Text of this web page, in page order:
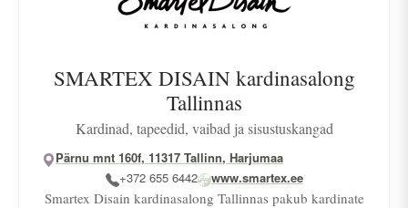
SMARTEX DISAIN kardinasalong
Tallinnas
Kardinad, tapeedid, vaibad ja sisustuskangad
Pärnu mnt 160f, 11317 Tallinn, Harjumaa
+372 655 6442
www.smartex.ee
Smartex Disain kardinasalong Tallinnas pakub kardinate